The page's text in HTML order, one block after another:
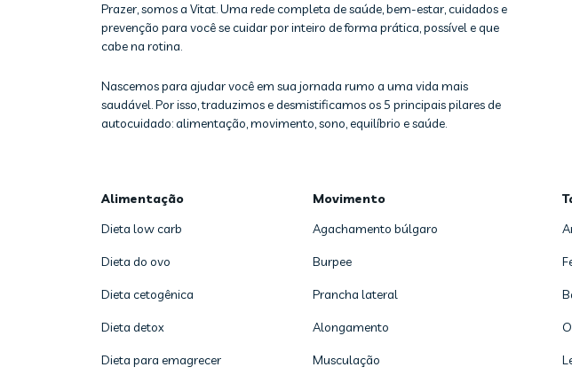
Prazer, somos a Vitat. Uma rede completa de saúde, bem-estar, cuidados e
prevenção para você se cuidar por inteiro de forma prática, possível e que
cabe na rotina.
Nascemos para ajudar você em sua jornada rumo a uma vida mais
saudável. Por isso, traduzimos e desmistificamos os 5 principais pilares de
autocuidado: alimentação, movimento, sono, equilíbrio e saúde.
Alimentação
Dieta low carb
Dieta do ovo
Dieta cetogênica
Dieta detox
Dieta para emagrecer
Movimento
Agachamento búlgaro
Burpee
Prancha lateral
Alongamento
Musculação